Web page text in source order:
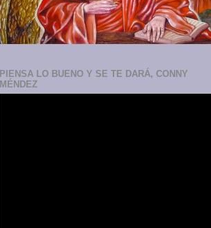
PIENSA LO BUENO Y SE TE DARÁ, CONNY
MÉNDEZ